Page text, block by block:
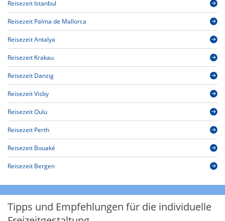
Reisezeit Istanbul
Reisezeit Palma de Mallorca
Reisezeit Antalya
Reisezeit Krakau
Reisezeit Danzig
Reisezeit Visby
Reisezeit Oulu
Reisezeit Perth
Reisezeit Bouaké
Reisezeit Bergen
Tipps und Empfehlungen für die individuelle